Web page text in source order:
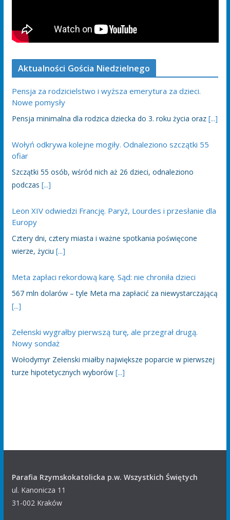
Aktualności Gościa Niedzielnego
Pensja za rodzicielstwo i wyższa emerytura za dzieci.
Nowe pomysły
Pensja minimalna dla rodzica dziecka do 3. roku życia oraz [...]
Wołyń odkrywa kolejne mogiły. Odnaleziono szczątki 55
ofiar
Szczątki 55 osób, wśród nich aż 26 dzieci, odnaleziono
podczas [...]
Leon XIV odwiedzi Francję. Paryż, Lourdes i przesłanie dla
Europy
Cztery dni, cztery miasta i ważne spotkania poświęcone
wierze, życiu [...]
Meta zapłaci rekordową karę. Sąd: nie chroniła dzieci
567 mln dolarów – tyle Meta ma zapłacić za niewystarczającą
[...]
Zełenski wygrałby pierwszą turę, ale przegrał drugą.
Nowy sondaż
Wołodymyr Zełenski miałby największe poparcie w pierwszej
turze hipotetycznych wyborów [...]
Parafia Rzymskokatolicka p.w. Wszystkich Świętych
ul. Kanonicza 11
31-002 Kraków